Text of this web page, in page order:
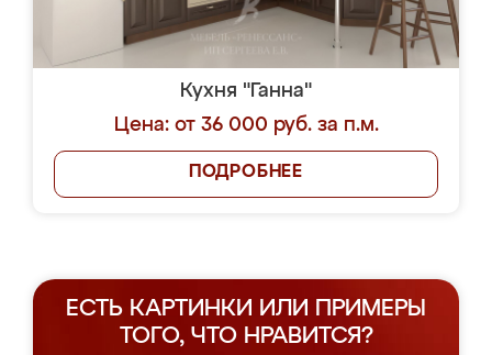
Кухня "Ганна"
Цена: от 36 000 руб. за п.м.
ПОДРОБНЕЕ
ЕСТЬ КАРТИНКИ ИЛИ ПРИМЕРЫ
ТОГО, ЧТО НРАВИТСЯ?